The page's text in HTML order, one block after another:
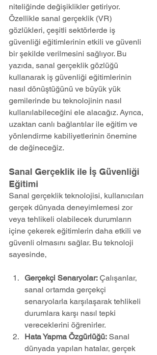
niteliğinde değişiklikler getiriyor.
Özellikle sanal gerçeklik (VR)
gözlükleri, çeşitli sektörlerde iş
güvenliği eğitimlerinin etkili ve güvenli
bir şekilde verilmesini sağlıyor. Bu
yazıda, sanal gerçeklik gözlüğü
kullanarak iş güvenliği eğitimlerinin
nasıl dönüştüğünü ve büyük yük
gemilerinde bu teknolojinin nasıl
kullanılabileceğini ele alacağız. Ayrıca,
uzaktan canlı bağlantılar ile eğitim ve
yönlendirme kabiliyetlerinin önemine
de değineceğiz.
Sanal Gerçeklik ile İş Güvenliği
Eğitimi
Sanal gerçeklik teknolojisi, kullanıcıları
gerçek dünyada deneyimlemesi zor
veya tehlikeli olabilecek durumların
içine çekerek eğitimlerin daha etkili ve
güvenli olmasını sağlar. Bu teknoloji
sayesinde,
Gerçekçi Senaryolar: Çalışanlar,
sanal ortamda gerçekçi
senaryolarla karşılaşarak tehlikeli
durumlara karşı nasıl tepki
vereceklerini öğrenirler.
Hata Yapma Özgürlüğü: Sanal
dünyada yapılan hatalar, gerçek